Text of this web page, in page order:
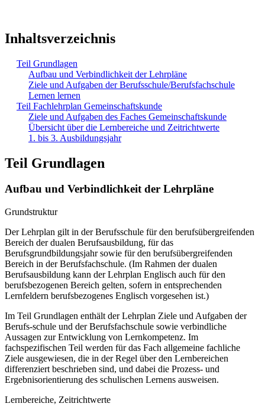
Inhaltsverzeichnis
Teil Grundlagen
Aufbau und Verbindlichkeit der Lehrpläne
Ziele und Aufgaben der Berufsschule/Berufsfachschule
Lernen lernen
Teil Fachlehrplan Gemeinschaftskunde
Ziele und Aufgaben des Faches Gemeinschaftskunde
Übersicht über die Lernbereiche und Zeitrichtwerte
1. bis 3. Ausbildungsjahr
Teil Grundlagen
Aufbau und Verbindlichkeit der Lehrpläne
Grundstruktur
Der Lehrplan gilt in der Berufsschule für den berufsübergreifenden
Bereich der dualen Berufsausbildung, für das
Berufsgrundbildungsjahr sowie für den berufsübergreifenden
Bereich in der Berufsfachschule. (Im Rahmen der dualen
Berufsausbildung kann der Lehrplan Englisch auch für den
berufsbezogenen Bereich gelten, sofern in entsprechenden
Lernfeldern berufsbezogenes Englisch vorgesehen ist.)
Im Teil Grundlagen enthält der Lehrplan Ziele und Aufgaben der
Berufs-schule und der Berufsfachschule sowie verbindliche
Aussagen zur Entwicklung von Lernkompetenz. Im
fachspezifischen Teil werden für das Fach allgemeine fachliche
Ziele ausgewiesen, die in der Regel über den Lernbereichen
differenziert beschrieben sind, und dabei die Prozess- und
Ergebnisorientierung des schulischen Lernens ausweisen.
Lernbereiche, Zeitrichtwerte